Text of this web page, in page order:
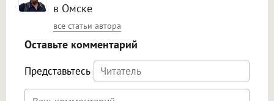
в Омске
все статьи автора
Оставьте комментарий
Представьтесь